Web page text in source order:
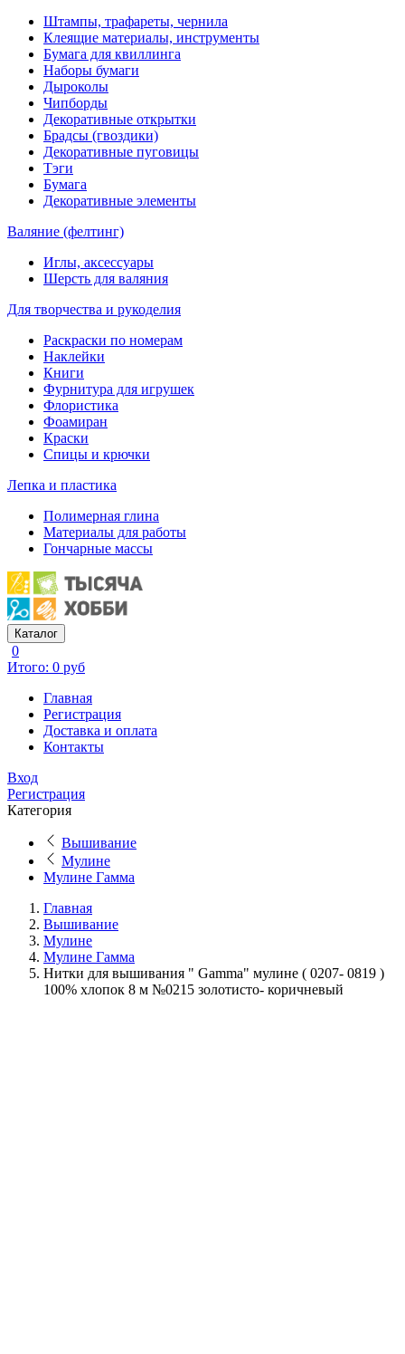
Штампы, трафареты, чернила
Клеящие материалы, инструменты
Бумага для квиллинга
Наборы бумаги
Дыроколы
Чипборды
Декоративные открытки
Брадсы (гвоздики)
Декоративные пуговицы
Тэги
Бумага
Декоративные элементы
Валяние (фелтинг)
Иглы, аксессуары
Шерсть для валяния
Для творчества и рукоделия
Раскраски по номерам
Наклейки
Книги
Фурнитура для игрушек
Флористика
Фоамиран
Краски
Спицы и крючки
Лепка и пластика
Полимерная глина
Материалы для работы
Гончарные массы
Каталог
0
Итого: 0 руб
Главная
Регистрация
Доставка и оплата
Контакты
Вход
Регистрация
Категория
Вышивание
Мулине
Мулине Гамма
Главная
Вышивание
Мулине
Мулине Гамма
Нитки для вышивания " Gamma" мулине ( 0207- 0819 )
100% хлопок 8 м №0215 золотисто- коричневый